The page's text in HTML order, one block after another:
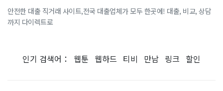
안전한 대출 직거래 사이트,전국 대출업체가 모두 한곳에! 대출, 비교, 상담
까지 다이렉트로
인기 검색어： 웹툰 웹하드 티비 만남 링크 할인